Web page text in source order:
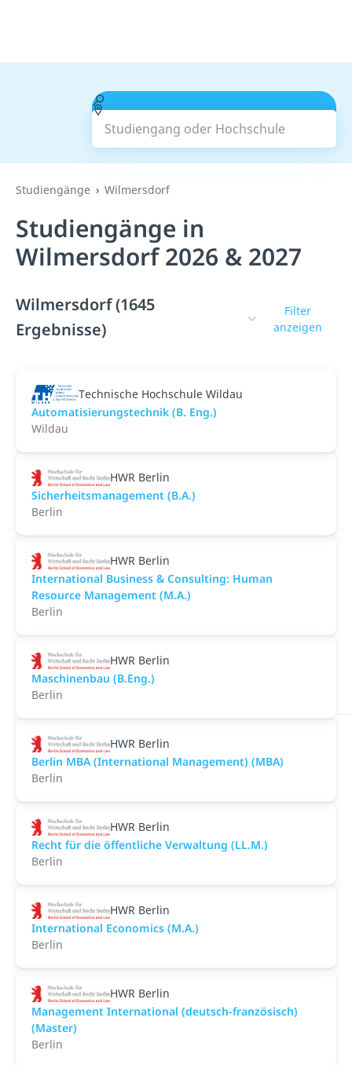
Studiengang oder Hochschule
Suchen
Studiengänge Wilmersdorf
Studiengänge in
Wilmersdorf 2026 & 2027
Wilmersdorf (1645
Ergebnisse)
Filter
anzeigen
Technische Hochschule Wildau
Automatisierungstechnik (B. Eng.)
Wildau
HWR Berlin
Sicherheitsmanagement (B.A.)
Berlin
HWR Berlin
International Business & Consulting: Human
Resource Management (M.A.)
Berlin
HWR Berlin
Maschinenbau (B.Eng.)
Berlin
HWR Berlin
Berlin MBA (International Management) (MBA)
Berlin
HWR Berlin
Recht für die öffentliche Verwaltung (LL.M.)
Berlin
HWR Berlin
International Economics (M.A.)
Berlin
HWR Berlin
Management International (deutsch-französisch)
(Master)
Berlin